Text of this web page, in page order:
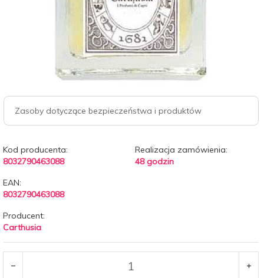
Zasoby dotyczące bezpieczeństwa i produktów
Kod producenta:
8032790463088
Realizacja zamówienia:
48 godzin
EAN:
8032790463088
Producent:
Carthusia